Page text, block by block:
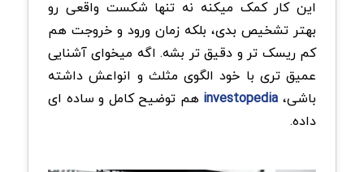
این کار کمک میکنه نه تنها شکست واقعی رو
بهتر تشخیص بدی، بلکه زمان ورود و خروجت هم
کم ریسک تر و دقیق تر بشه. اگه میخوای آشنایی
عمیق تری با خود الگوی مثلث و انواعش داشته
باشی، investopedia هم توضیح کامل و ساده ای
داده.